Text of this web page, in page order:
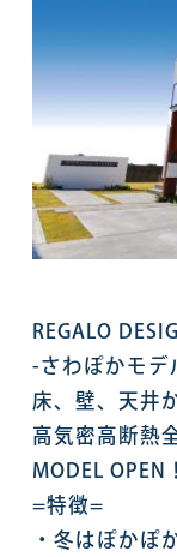
REGALO
-さわぽかモデ
床、壁、天井
高気密高断熱
MODEL OPEN
=特徴=
・冬はぽかぽ